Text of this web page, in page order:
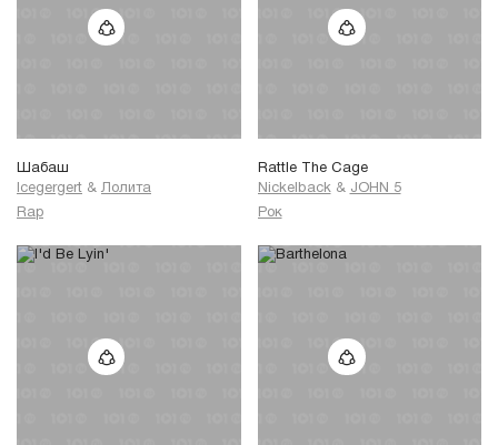
Шабаш
Icegergert & Лолита
Rap
Rattle The Cage
Nickelback & JOHN 5
Рок